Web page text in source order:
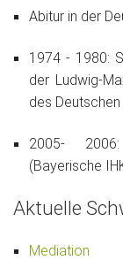
Abitur in der
1974 - 1980:
der Ludwig-
des
2005-
(Bayerische
Aktuelle
Mediation